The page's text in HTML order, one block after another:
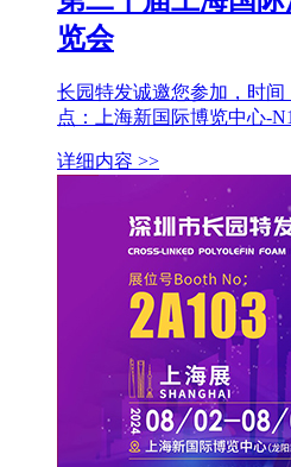
览会
长园特发诚邀您参加，时间
点：上海新国际博览中心-
详细内容 >>